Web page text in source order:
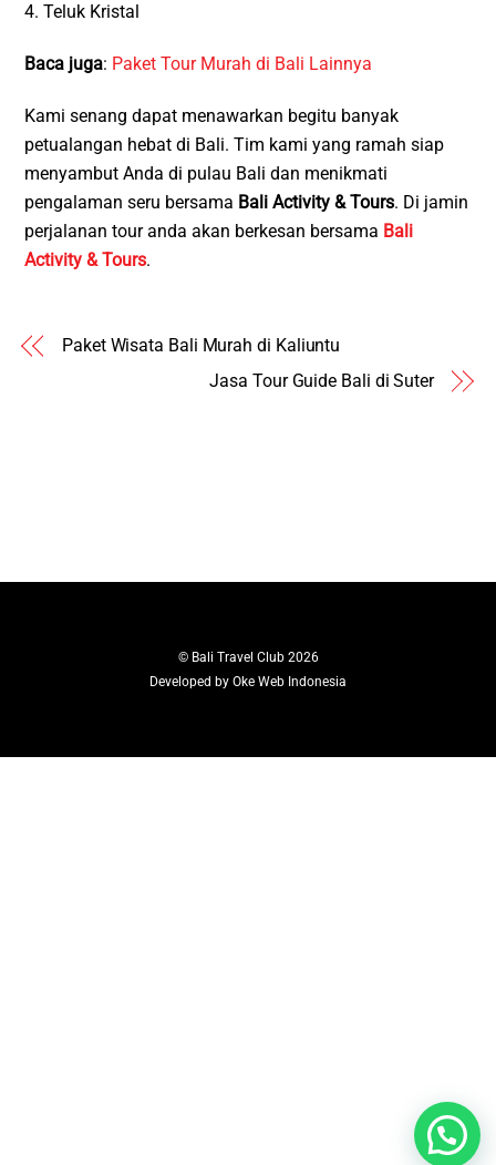
4. Teluk Kristal
Baca juga: Paket Tour Murah di Bali Lainnya
Kami senang dapat menawarkan begitu banyak
petualangan hebat di Bali. Tim kami yang ramah siap
menyambut Anda di pulau Bali dan menikmati
pengalaman seru bersama Bali Activity & Tours. Di jamin
perjalanan tour anda akan berkesan bersama Bali
Activity & Tours.
Paket Wisata Bali Murah di Kaliuntu
Jasa Tour Guide Bali di Suter
© Bali Travel Club2026
Developed by Oke Web Indonesia